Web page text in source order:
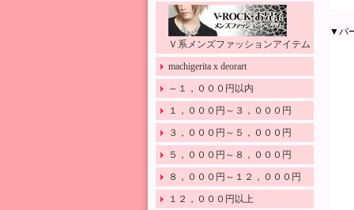
Ｖ系メンズファッションアイテム
machigerita x deorart
～１，０００円以内
１，０００円～３，０００円
３，０００円～５，０００円
５，０００円～８，０００円
８，０００円～１２，０００円
１２，０００円以上
▼パ